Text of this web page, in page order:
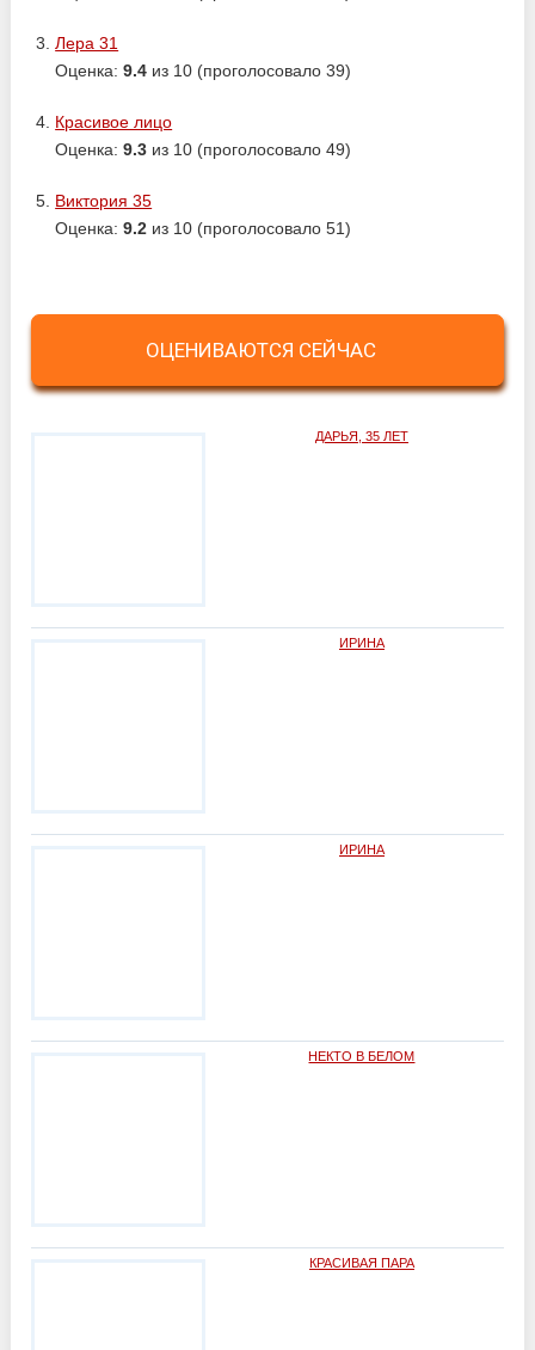
Лера 31
Оценка:9.4 из 10 (проголосовало 39)
Красивое лицо
Оценка:9.3 из 10 (проголосовало 49)
Виктория 35
Оценка:9.2 из 10 (проголосовало 51)
ОЦЕНИВАЮТСЯ СЕЙЧАС
ДАРЬЯ, 35 ЛЕТ
ИРИНА
ИРИНА
НЕКТО В БЕЛОМ
КРАСИВАЯ ПАРА